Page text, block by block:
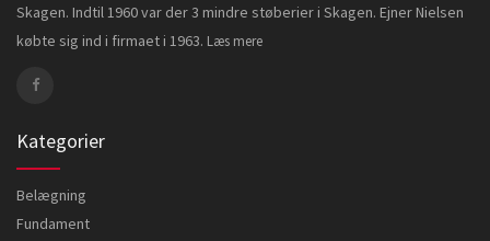
Skagen. Indtil 1960 var der 3 mindre støberier i Skagen. Ejner Nielsen
købte sig ind i firmaet i 1963. Læs mere
Kategorier
Belægning
Fundament